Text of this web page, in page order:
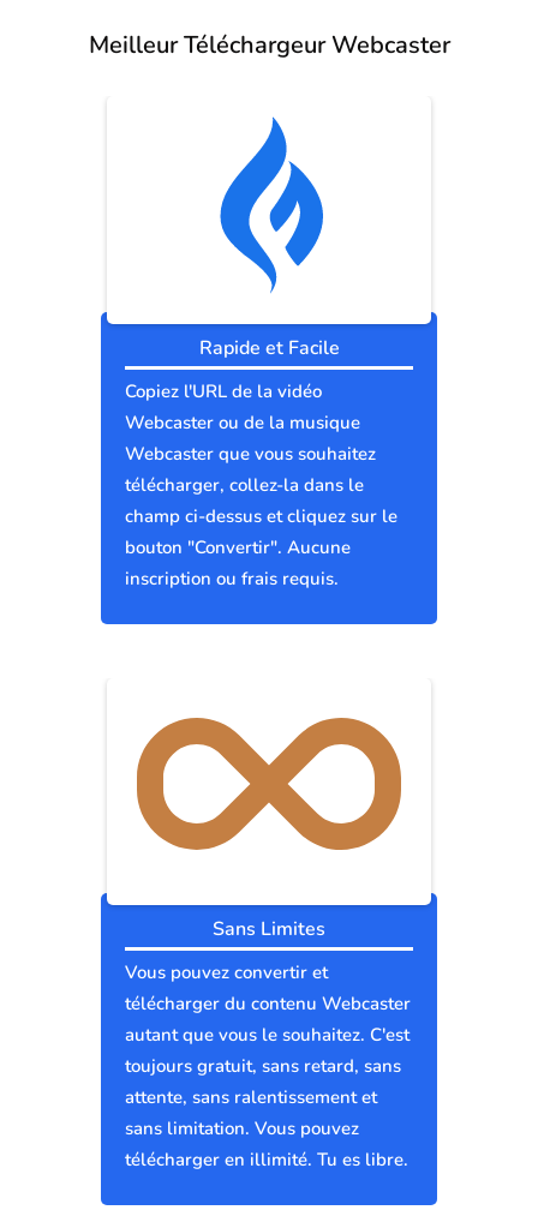
Meilleur Téléchargeur Webcaster
Rapide et Facile
Copiez l'URL de la vidéo
Webcaster ou de la musique
Webcaster que vous souhaitez
télécharger, collez-la dans le
champ ci-dessus et cliquez sur le
bouton "Convertir". Aucune
inscription ou frais requis.
Sans Limites
Vous pouvez convertir et
télécharger du contenu Webcaster
autant que vous le souhaitez. C'est
toujours gratuit, sans retard, sans
attente, sans ralentissement et
sans limitation. Vous pouvez
télécharger en illimité. Tu es libre.